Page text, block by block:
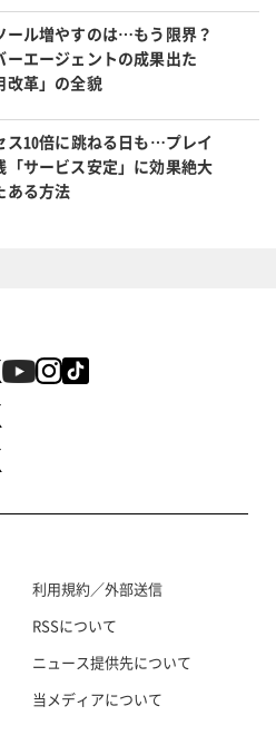
ール増やすのは…もう限界？
ーエージェントの成果出た
改革」の全貌
ス10倍に跳ねる日も…プレイ
「サービス安定」に効果絶大
ある方法
利用規約／外部送信
RSSについて
ニュース提供先について
当メディアについて